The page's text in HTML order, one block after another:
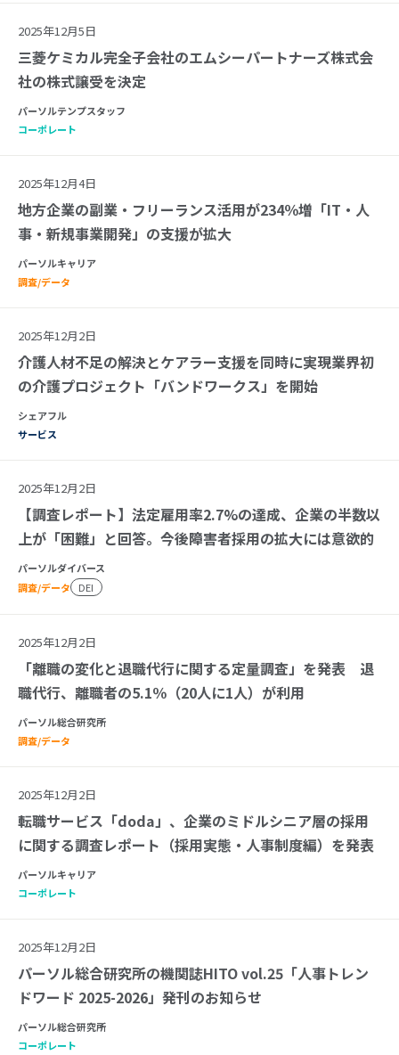
2025年12月5日
三菱ケミカル完全子会社のエムシーパートナーズ株式会
社の株式譲受を決定
パーソルテンプスタッフ
コーポレート
2025年12月4日
地方企業の副業・フリーランス活用が234％増「IT・人
事・新規事業開発」の支援が拡大
パーソルキャリア
調査/データ
2025年12月2日
介護人材不足の解決とケアラー支援を同時に実現業界初
の介護プロジェクト「バンドワークス」を開始
シェアフル
サービス
2025年12月2日
【調査レポート】法定雇用率2.7%の達成、企業の半数以
上が「困難」と回答。今後障害者採用の拡大には意欲的
パーソルダイバース
調査/データ
DEI
2025年12月2日
「離職の変化と退職代行に関する定量調査」を発表 退
職代行、離職者の5.1％（20人に1人）が利用
パーソル総合研究所
調査/データ
2025年12月2日
転職サービス「doda」、企業のミドルシニア層の採用
に関する調査レポート（採用実態・人事制度編）を発表
パーソルキャリア
コーポレート
2025年12月2日
パーソル総合研究所の機関誌HITO vol.25「人事トレン
ドワード 2025-2026」発刊のお知らせ
パーソル総合研究所
コーポレート